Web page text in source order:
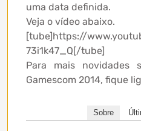
uma data definida.
Veja o vídeo abaixo.
[tube]https://
73i1k47_Q[/tube]
Para mais novidades
Gamescom 2014, fique
Sobre